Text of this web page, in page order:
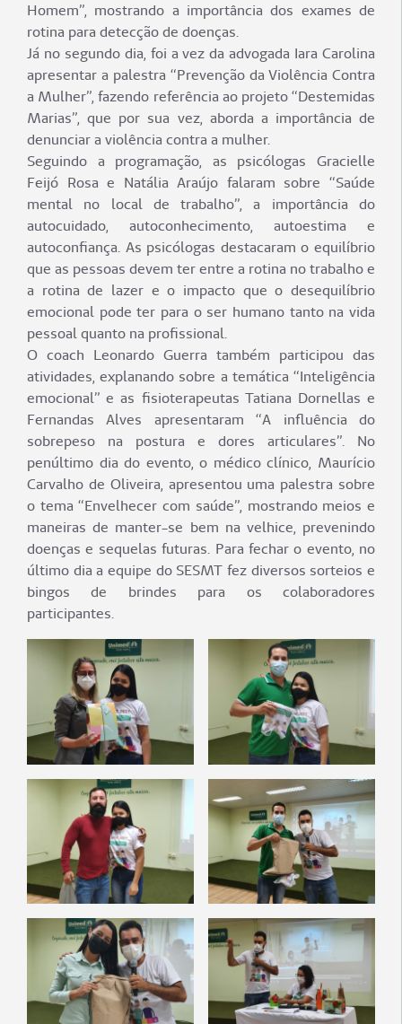
Homem”, mostrando a importância dos exames de
rotina para detecção de doenças.
Já no segundo dia, foi a vez da advogada Iara Carolina
apresentar a palestra “Prevenção da Violência Contra
a Mulher”, fazendo referência ao projeto “Destemidas
Marias”, que por sua vez, aborda a importância de
denunciar a violência contra a mulher.
Seguindo a programação, as psicólogas Gracielle
Feijó Rosa e Natália Araújo falaram sobre “Saúde
mental no local de trabalho”, a importância do
autocuidado, autoconhecimento, autoestima e
autoconfiança. As psicólogas destacaram o equilíbrio
que as pessoas devem ter entre a rotina no trabalho e
a rotina de lazer e o impacto que o desequilíbrio
emocional pode ter para o ser humano tanto na vida
pessoal quanto na profissional.
O coach Leonardo Guerra também participou das
atividades, explanando sobre a temática “Inteligência
emocional” e as fisioterapeutas Tatiana Dornellas e
Fernandas Alves apresentaram “A influência do
sobrepeso na postura e dores articulares”. No
penúltimo dia do evento, o médico clínico, Maurício
Carvalho de Oliveira, apresentou uma palestra sobre
o tema “Envelhecer com saúde”, mostrando meios e
maneiras de manter-se bem na velhice, prevenindo
doenças e sequelas futuras. Para fechar o evento, no
último dia a equipe do SESMT fez diversos sorteios e
bingos de brindes para os colaboradores
participantes.